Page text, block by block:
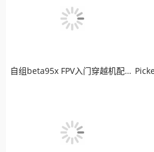
自组beta95x FPV入门穿越机配置清单